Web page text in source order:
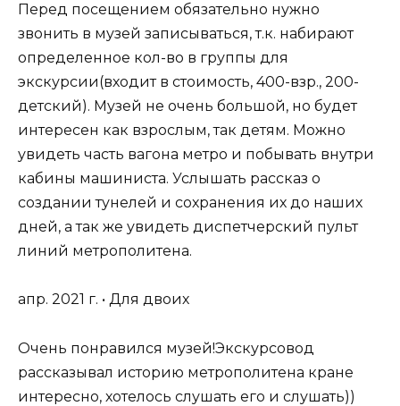
Перед посещением обязательно нужно
звонить в музей записываться, т.к. набирают
определенное кол-во в группы для
экскурсии(входит в стоимость, 400-взр., 200-
детский). Музей не очень большой, но будет
интересен как взрослым, так детям. Можно
увидеть часть вагона метро и побывать внутри
кабины машиниста. Услышать рассказ о
создании тунелей и сохранения их до наших
дней, а так же увидеть диспетчерский пульт
линий метрополитена.
апр. 2021 г. • Для двоих
Очень понравился музей!Экскурсовод
рассказывал историю метрополитена кране
интересно, хотелось слушать его и слушать))